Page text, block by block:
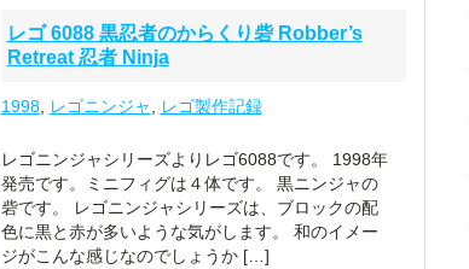
レゴ 6088 黒忍者のからくり砦 Robber’s
Retreat 忍者 Ninja
1998, レゴニンジャ レゴ製作記録
レゴニンジャシリーズよりレゴ6088です。 1998年
発売です。ミニフィグは４体です。 黒ニンジャの
砦です。 レゴニンジャシリーズは、ブロックの配
色に黒と赤が多いような気がします。 和のイメー
ジがこんな感じなのでしょうか […]